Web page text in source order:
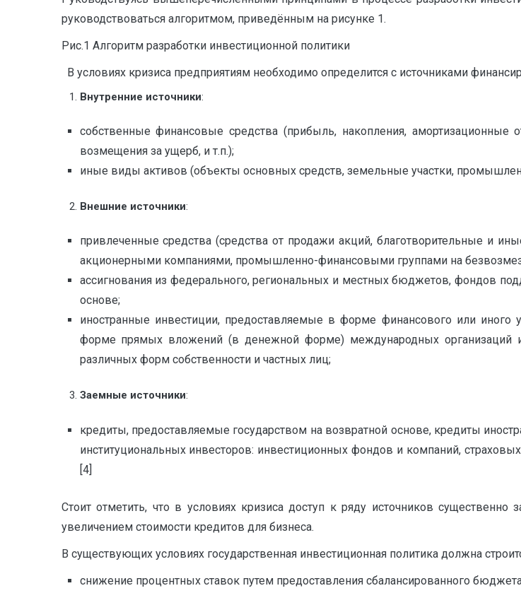
руководствоваться алгоритмом, приведённым на рисунке 1.
Рис.1 Алгоритм разработки инвестиционной политики
В условиях кризиса предприятиям необходимо определится с источниками
Внутренние источники:
собственные финансовые средства (прибыль, накопления,
возмещения за ущерб, и т.п.);
иные виды активов (объекты основных средств, земельные участки,
Внешние источники:
привлеченные средства (средства от продажи акций, благотворительные и
акционерными компаниями, промышленно-финансовыми группами на
ассигнования из федерального, региональных и местных бюджетов, фондов
основе;
иностранные инвестиции, предоставляемые в форме финансового или иного
форме прямых вложений (в денежной форме) международных организаций и
различных форм собственности и частных лиц;
Заемные источники:
кредиты, предоставляемые государством на возвратной основе, кредиты
институциональных инвесторов: инвестиционных фондов и компаний,
[4]
Стоит отметить, что в условиях кризиса доступ к ряду источников
увеличением стоимости кредитов для бизнеса.
В существующих условиях государственная инвестиционная политика должна
снижение процентных ставок путем предоставления сбалансированного